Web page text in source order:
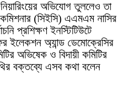
অভিযোগ তুললেও তা
কমিশনার (সিইসি) এএমএম নাসির
প্রশিক্ষণ ইনস্টিটিউটে
ইলেকশন অ্যান্ড ডেমোক্রেসির
অভিষেক ও বিদায়ী কমিটির
বক্তব্যে এসব কথা বলেন